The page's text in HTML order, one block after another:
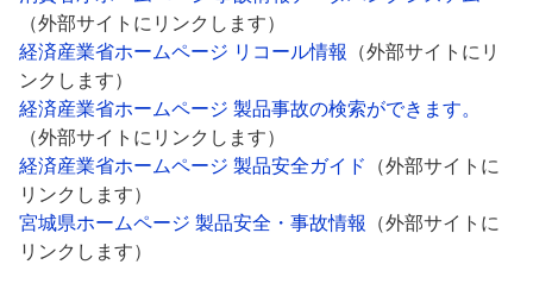
（外部サイトにリンクします）
経済産業省ホームページ リコール情報
（外部サイトにリ
ンクします）
経済産業省ホームページ 製品事故の検索ができます。
（外部サイトにリンクします）
経済産業省ホームページ 製品安全ガイド
（外部サイトに
リンクします）
宮城県ホームページ 製品安全・事故情報
（外部サイトに
リンクします）